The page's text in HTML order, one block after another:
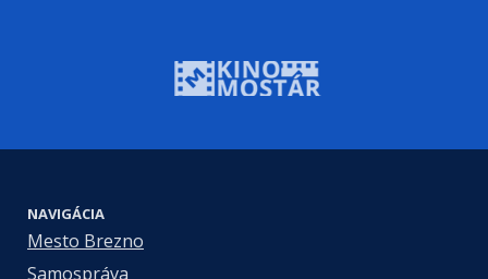
NAVIGÁCIA
Mesto Brezno
Samospráva